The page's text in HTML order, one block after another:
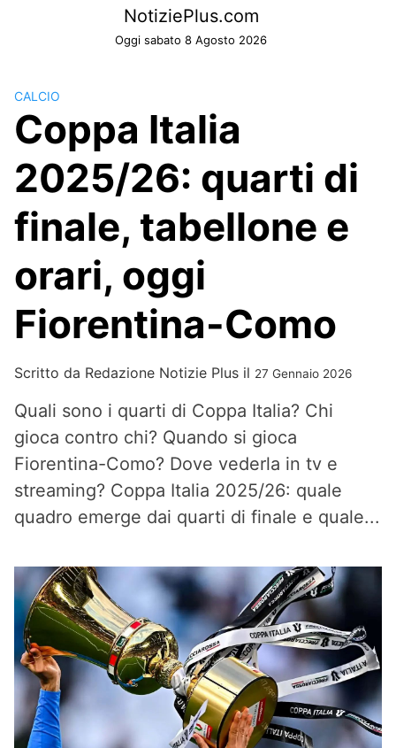
NotiziePlus.com
Oggi sabato 8 Agosto 2026
CALCIO
Coppa Italia
2025/26: quarti di
finale, tabellone e
orari, oggi
Fiorentina-Como
Scritto da Redazione Notizie Plus il 27 Gennaio 2026
Quali sono i quarti di Coppa Italia? Chi
gioca contro chi? Quando si gioca
Fiorentina-Como? Dove vederla in tv e
streaming? Coppa Italia 2025/26: quale
quadro emerge dai quarti di finale e quale...